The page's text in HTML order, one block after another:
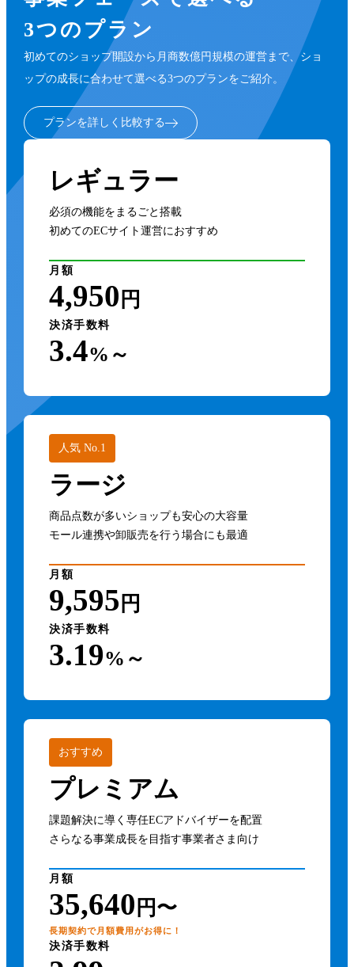
3つのプラン
初めてのショップ開設から月商数億円規模の運営まで、ショ
ップの成長に合わせて選べる3つのプランをご紹介。
プランを詳しく比較する
レギュラー
必須の機能をまるごと搭載
初めてのECサイト運営におすすめ
月額
4,950 円
決済手数料
3.4%～
人気 No.1
ラージ
商品点数が多いショップも安心の大容量
モール連携や卸販売を行う場合にも最適
月額
9,595 円
決済手数料
3.19%～
おすすめ
プレミアム
課題解決に導く専任ECアドバイザーを配置
さらなる事業成長を目指す事業者さま向け
月額
35,640 円〜
長期契約で月額費用がお得に！
決済手数料